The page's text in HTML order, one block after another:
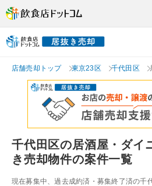
店舗売却トップ 東京23区 千代田区
千代田区の居酒屋・ダイ
き売却物件の案件一覧
現在募集中、過去成約済・募集終了済の千